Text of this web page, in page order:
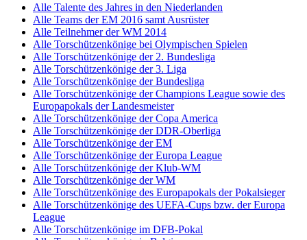
Alle Talente des Jahres in den Niederlanden
Alle Teams der EM 2016 samt Ausrüster
Alle Teilnehmer der WM 2014
Alle Torschützenkönige bei Olympischen Spielen
Alle Torschützenkönige der 2. Bundesliga
Alle Torschützenkönige der 3. Liga
Alle Torschützenkönige der Bundesliga
Alle Torschützenkönige der Champions League sowie des
Europapokals der Landesmeister
Alle Torschützenkönige der Copa America
Alle Torschützenkönige der DDR-Oberliga
Alle Torschützenkönige der EM
Alle Torschützenkönige der Europa League
Alle Torschützenkönige der Klub-WM
Alle Torschützenkönige der WM
Alle Torschützenkönige des Europapokals der Pokalsieger
Alle Torschützenkönige des UEFA-Cups bzw. der Europa
League
Alle Torschützenkönige im DFB-Pokal